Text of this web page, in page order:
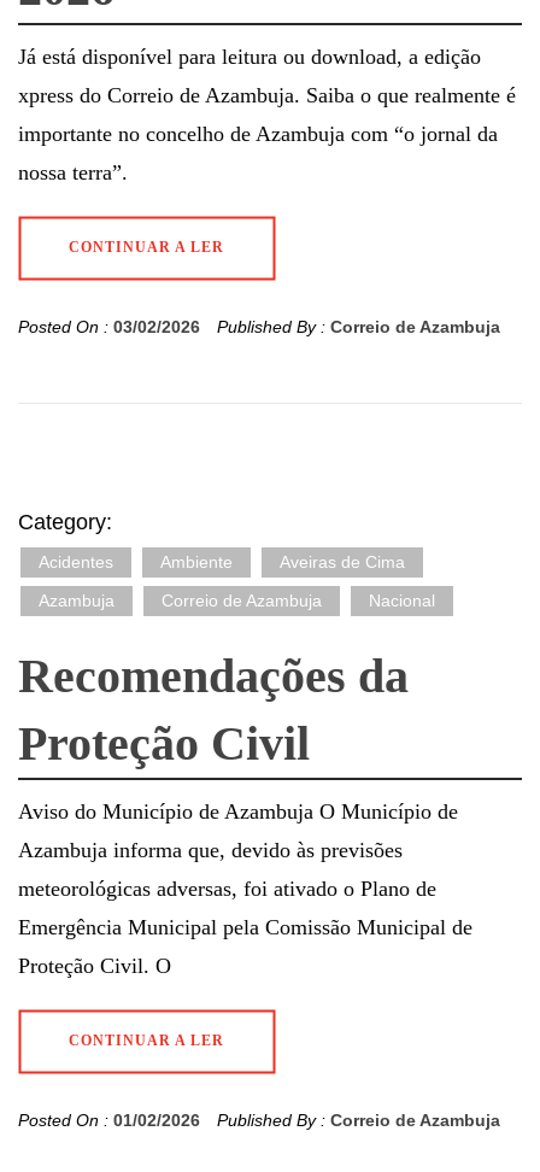
Já está disponível para leitura ou download, a edição
xpress do Correio de Azambuja. Saiba o que realmente é
importante no concelho de Azambuja com “o jornal da
nossa terra”.
CONTINUAR A LER
Posted On : 03/02/2026 Published By : Correio de Azambuja
Category:
Acidentes Ambiente
Aveiras de Cima
Azambuja
Correio de Azambuja Nacional
Recomendações da
Proteção Civil
Aviso do Município de Azambuja O Município de
Azambuja informa que, devido às previsões
meteorológicas adversas, foi ativado o Plano de
Emergência Municipal pela Comissão Municipal de
Proteção Civil. O
CONTINUAR A LER
Posted On : 01/02/2026 Published By : Correio de Azambuja